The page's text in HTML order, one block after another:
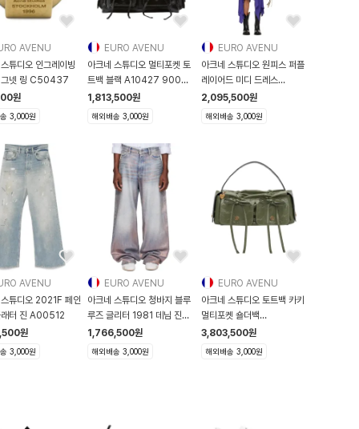
AVENU
튜디오 인그레이빙
그넷 링 C50437
원
3,000원
EURO AVENU
아크네 스튜디오 멀티포켓 토
트백 블랙 A10427 900
A10427-900
1,813,500원
해외배송 3,000원
EURO AVENU
아크네 스튜디오 원피스 퍼플
레이어드 미디 드레스
261129F054
2,095,500원
해외배송 3,000원
AVENU
튜디오 2021F 페인
래터 진 A00512
원
3,000원
EURO AVENU
아크네 스튜디오 청바지 블루
루즈 글리터 1981 데님 진
261129M
1,766,500원
해외배송 3,000원
EURO AVENU
아크네 스튜디오 토트백 카키
멀티포켓 숄더백
261129F046015
3,803,500원
해외배송 3,000원